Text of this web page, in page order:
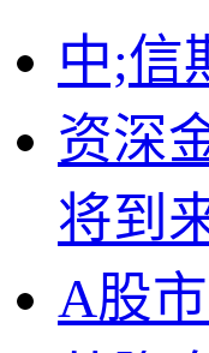
中;信
资深
将到
A股